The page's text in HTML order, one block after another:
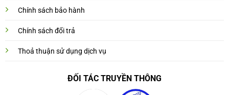
Chính sách bảo hành
Chính sách đổi trả
Thoả thuận sử dụng dịch vụ
ĐỐI TÁC TRUYỀN THÔNG